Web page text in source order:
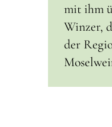
mit ihm
Winzer,
der